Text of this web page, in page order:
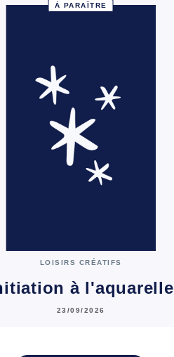
À PARAÎTRE
LOISIRS CRÉATIFS
à l'aquarelle
23/09/2026